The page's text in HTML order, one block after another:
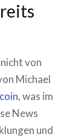
von
Michael
, was im
News
und